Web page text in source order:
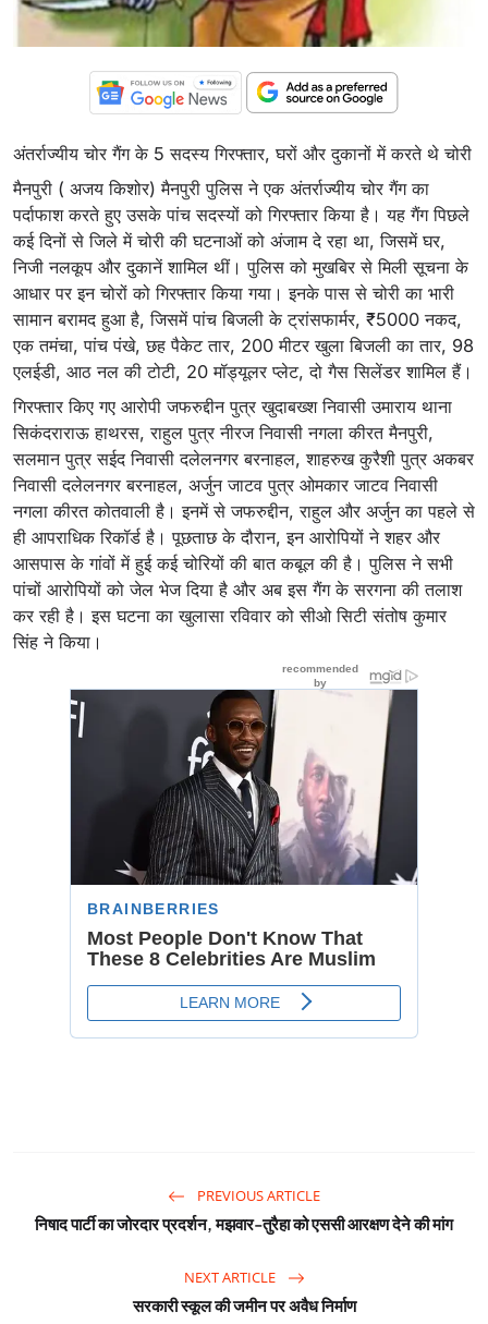
अंतर्राज्यीय चोर गैंग के 5 सदस्य गिरफ्तार, घरों और दुकानों में करते थे चोरी
मैनपुरी ( अजय किशोर) मैनपुरी पुलिस ने एक अंतर्राज्यीय चोर गैंग का
पर्दाफाश करते हुए उसके पांच सदस्यों को गिरफ्तार किया है। यह गैंग पिछले
कई दिनों से जिले में चोरी की घटनाओं को अंजाम दे रहा था, जिसमें घर,
निजी नलकूप और दुकानें शामिल थीं। पुलिस को मुखबिर से मिली सूचना के
आधार पर इन चोरों को गिरफ्तार किया गया। इनके पास से चोरी का भारी
सामान बरामद हुआ है, जिसमें पांच बिजली के ट्रांसफार्मर, ₹5000 नकद,
एक तमंचा, पांच पंखे, छह पैकेट तार, 200 मीटर खुला बिजली का तार, 98
एलईडी, आठ नल की टोटी, 20 मॉड्यूलर प्लेट, दो गैस सिलेंडर शामिल हैं।
गिरफ्तार किए गए आरोपी जफरुद्दीन पुत्र खुदाबख्श निवासी उमाराय थाना
सिकंदराराऊ हाथरस, राहुल पुत्र नीरज निवासी नगला कीरत मैनपुरी,
सलमान पुत्र सईद निवासी दलेलनगर बरनाहल, शाहरुख कुरैशी पुत्र अकबर
निवासी दलेलनगर बरनाहल, अर्जुन जाटव पुत्र ओमकार जाटव निवासी
नगला कीरत कोतवाली है। इनमें से जफरुद्दीन, राहुल और अर्जुन का पहले से
ही आपराधिक रिकॉर्ड है। पूछताछ के दौरान, इन आरोपियों ने शहर और
आसपास के गांवों में हुई कई चोरियों की बात कबूल की है। पुलिस ने सभी
पांचों आरोपियों को जेल भेज दिया है और अब इस गैंग के सरगना की तलाश
कर रही है। इस घटना का खुलासा रविवार को सीओ सिटी संतोष कुमार
सिंह ने किया।
PREVIOUS ARTICLE
निषाद पार्टी का जोरदार प्रदर्शन, मझवार-तुरैहा को एससी आरक्षण देने की मांग
NEXT ARTICLE
सरकारी स्कूल की जमीन पर अवैध निर्माण